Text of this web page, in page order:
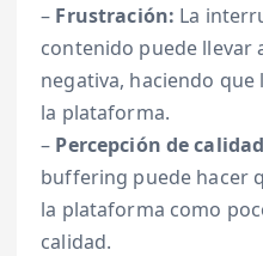
– Frustración: La
contenido puede llevar
negativa, haciendo
la plataforma.
– Percepción de
buffering puede hacer
la plataforma como
calidad.